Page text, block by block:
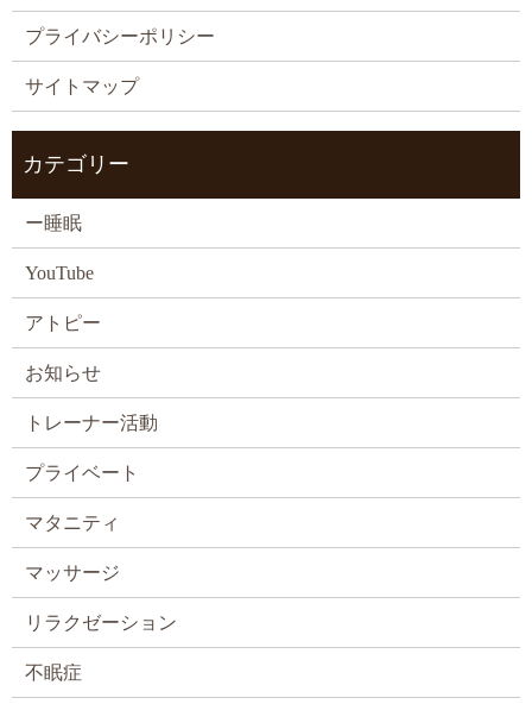
プライバシーポリシー
サイトマップ
カテゴリー
ー睡眠
YouTube
アトピー
お知らせ
トレーナー活動
プライベート
マタニティ
マッサージ
リラクゼーション
不眠症